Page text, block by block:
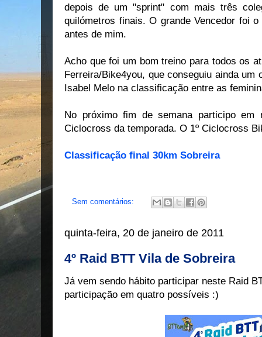
depois de um "sprint" com mais três
quilómetros finais. O grande Vencedor foi
antes de mim.
Acho que foi um bom treino para todos os
Ferreira/Bike4you, que conseguiu ainda um
Isabel Melo na classificação entre as
No próximo fim de semana participo
Ciclocross da temporada. O 1º Ciclocross
Classificação final 30km Sobreira
Sem comentários:
quinta-feira, 20 de janeiro de 2011
4º Raid BTT Vila de Sobreira
Já vem sendo hábito participar neste Raid
participação em quatro possíveis :)